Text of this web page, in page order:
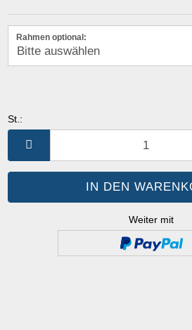
Rahmen optional:
St.:
Weiter mit